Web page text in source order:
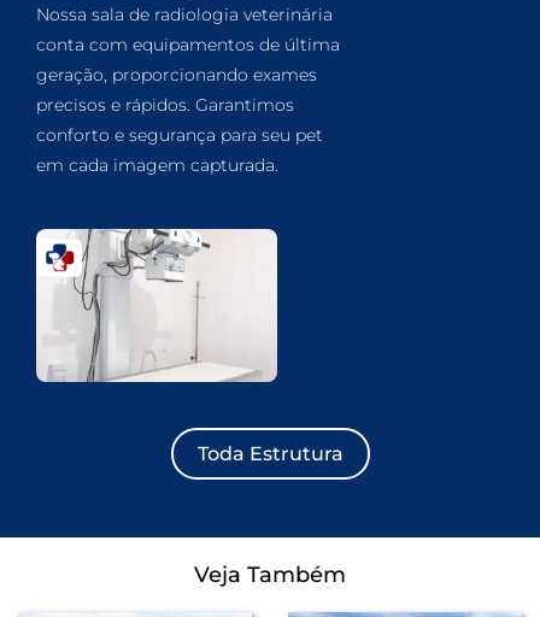
Nossa sala de radiologia veterinária
conta com equipamentos de última
geração, proporcionando exames
precisos e rápidos. Garantimos
conforto e segurança para seu pet
em cada imagem capturada.
Toda Estrutura
Veja Também